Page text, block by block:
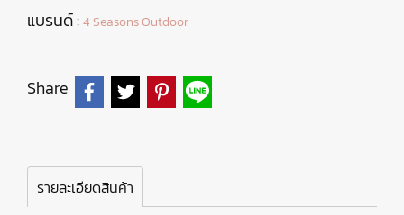
แบรนด์ :4 Seasons Outdoor
Share
รายละเอียดสินค้า